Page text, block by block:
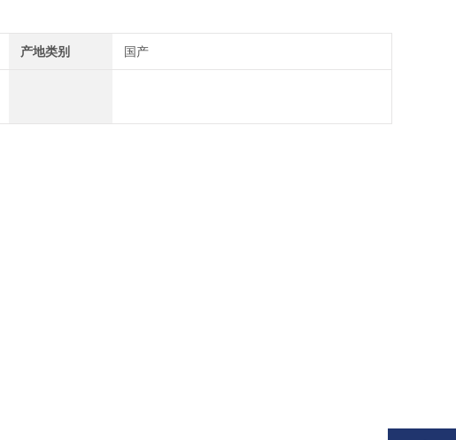
产地类别 国产